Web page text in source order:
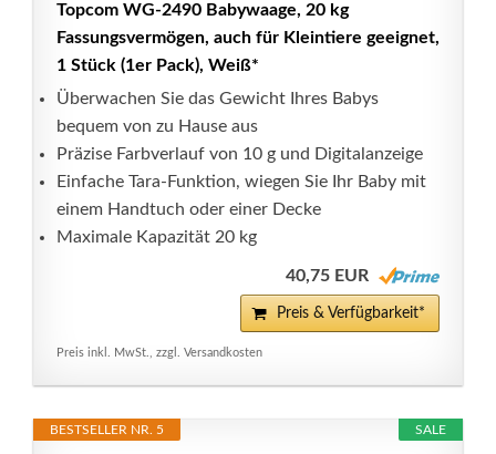
Topcom WG-2490 Babywaage, 20 kg
Fassungsvermögen, auch für Kleintiere geeignet,
1 Stück (1er Pack), Weiß*
Überwachen Sie das Gewicht Ihres Babys
bequem von zu Hause aus
Präzise Farbverlauf von 10 g und Digitalanzeige
Einfache Tara-Funktion, wiegen Sie Ihr Baby mit
einem Handtuch oder einer Decke
Maximale Kapazität 20 kg
40,75 EUR
Preis & Verfügbarkeit*
Preis inkl. MwSt., zzgl. Versandkosten
SALE
BESTSELLER NR. 5